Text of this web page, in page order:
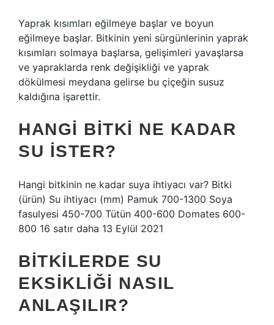
Yaprak kısımları eğilmeye başlar ve boyun
eğilmeye başlar. Bitkinin yeni sürgünlerinin yaprak
kısımları solmaya başlarsa, gelişimleri yavaşlarsa
ve yapraklarda renk değişikliği ve yaprak
dökülmesi meydana gelirse bu çiçeğin susuz
kaldığına işarettir.
HANGI BITKI NE KADAR
SU ISTER?
Hangi bitkinin ne kadar suya ihtiyacı var? Bitki
(ürün) Su ihtiyacı (mm) Pamuk 700-1300 Soya
fasulyesi 450-700 Tütün 400-600 Domates 600-
800 16 satır daha 13 Eylül 2021
BITKILERDE SU
EKSIKLIĞI NASIL
ANLAŞILIR?